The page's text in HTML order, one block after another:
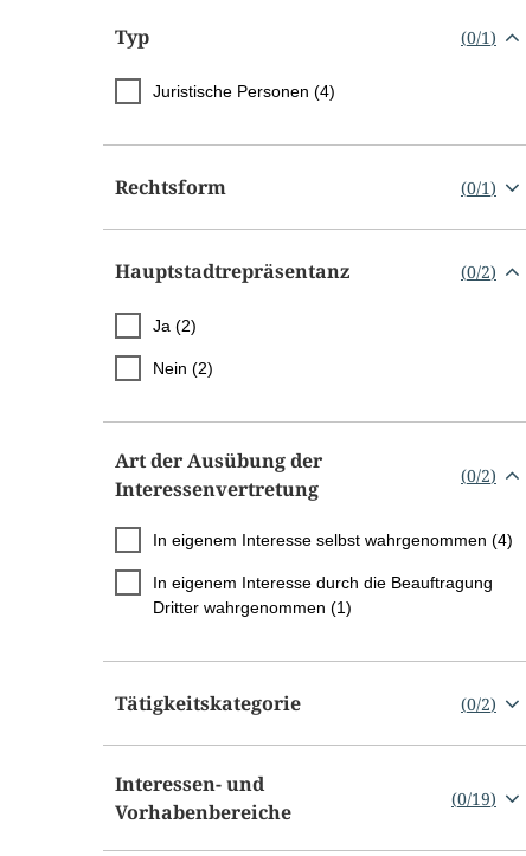
Typ (0/1)
Juristische Personen (4)
Rechtsform (0/1)
Hauptstadtrepräsentanz (0/2)
Ja (2)
Nein (2)
Art der Ausübung der
Interessenvertretung
(0/2)
In eigenem Interesse selbst wahrgenommen (4)
In eigenem Interesse durch die Beauftragung
Dritter wahrgenommen (1)
Tätigkeitskategorie (0/2)
Interessen- und
Vorhabenbereiche
(0/19)